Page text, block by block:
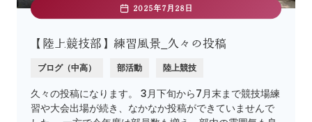
2025年7月28日
【陸上競技部】練習風景_久々の投稿
ブログ（中高） 部活動 陸上競技
久々の投稿になります。 3月下旬から7月末まで競技場練
習や大会出場が続き、なかなか投稿ができていませんで